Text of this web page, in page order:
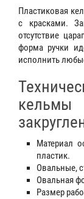
Пластиковая
с красками.
отсутствие
форма ручки
исполнить
Материал
пластик.
Овальные,
Овальная
Размер